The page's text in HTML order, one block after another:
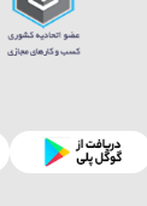
خرید